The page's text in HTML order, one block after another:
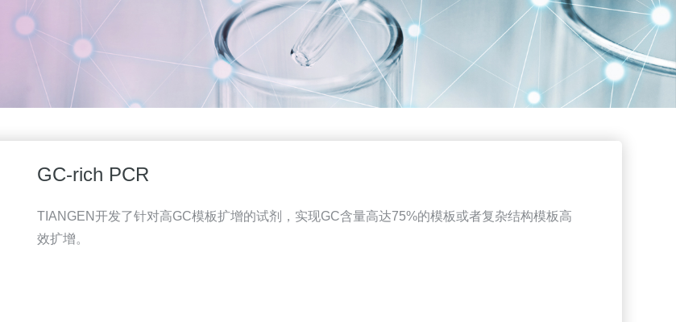
GC-rich PCR
TIANGEN开发了针对高GC模板扩增的试剂，实现GC含量高达75%的模板或者复杂结构模板高
效扩增。